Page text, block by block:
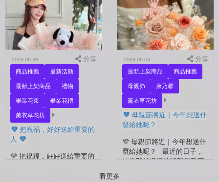
的自己？ 花，不一定要等
到特別的人才能收到。...
花束，笑著紀錄這段重要的
時光🤍 一路走到現在，一
定有很多不容易。 熬過考
試...
2026-05-26 分享
商品推薦
最新活動
最新上架商品
禮物
畢業花束
畢業花禮
薰衣草花坊
💜 把祝福，好好送給重要的
人 💜
💜 把祝福，好好送給重要的
2026-05-04 分享
最新上架商品
商品推薦
母親節
康乃馨
薰衣草花坊
💜 母親節將近｜今年想送什
麼給她呢？
💜 母親節將近｜今年想送什
麼給她呢？ 最近的日子，
好像開始慢慢接近那個重要
看更多